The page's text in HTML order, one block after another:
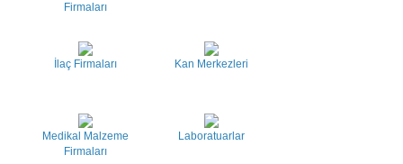
Firmaları
İlaç Firmaları Kan Merkezleri
Medikal Malzeme
Firmaları
Laboratuarlar